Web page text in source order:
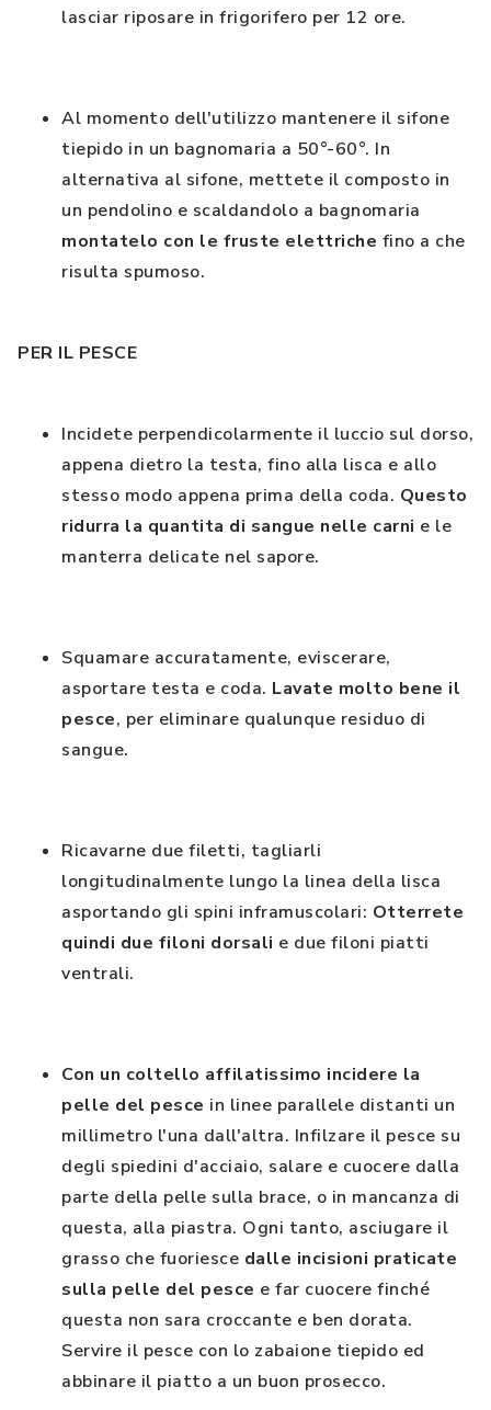
lasciar riposare in frigorifero per 12 ore.
Al momento dell'utilizzo mantenere il sifone
tiepido in un bagnomaria a 50°-60°. In
alternativa al sifone, mettete il composto in
un pendolino e scaldandolo a bagnomaria
montatelo con le fruste elettriche fino a che
risulta spumoso.
PER IL PESCE
Incidete perpendicolarmente il luccio sul dorso,
appena dietro la testa, fino alla lisca e allo
stesso modo appena prima della coda. Questo
ridurra la quantita di sangue nelle carni e le
manterra delicate nel sapore.
Squamare accuratamente, eviscerare,
asportare testa e coda. Lavate molto bene il
pesce, per eliminare qualunque residuo di
sangue.
Ricavarne due filetti, tagliarli
longitudinalmente lungo la linea della lisca
asportando gli spini inframuscolari: Otterrete
quindi due filoni dorsali e due filoni piatti
ventrali.
Con un coltello affilatissimo incidere la
pelle del pesce in linee parallele distanti un
millimetro l'una dall'altra. Infilzare il pesce su
degli spiedini d'acciaio, salare e cuocere dalla
parte della pelle sulla brace, o in mancanza di
questa, alla piastra. Ogni tanto, asciugare il
grasso che fuoriesce dalle incisioni praticate
sulla pelle del pesce e far cuocere finché
questa non sara croccante e ben dorata.
Servire il pesce con lo zabaione tiepido ed
abbinare il piatto a un buon prosecco.